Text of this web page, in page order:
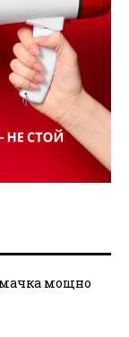
мачка мощно